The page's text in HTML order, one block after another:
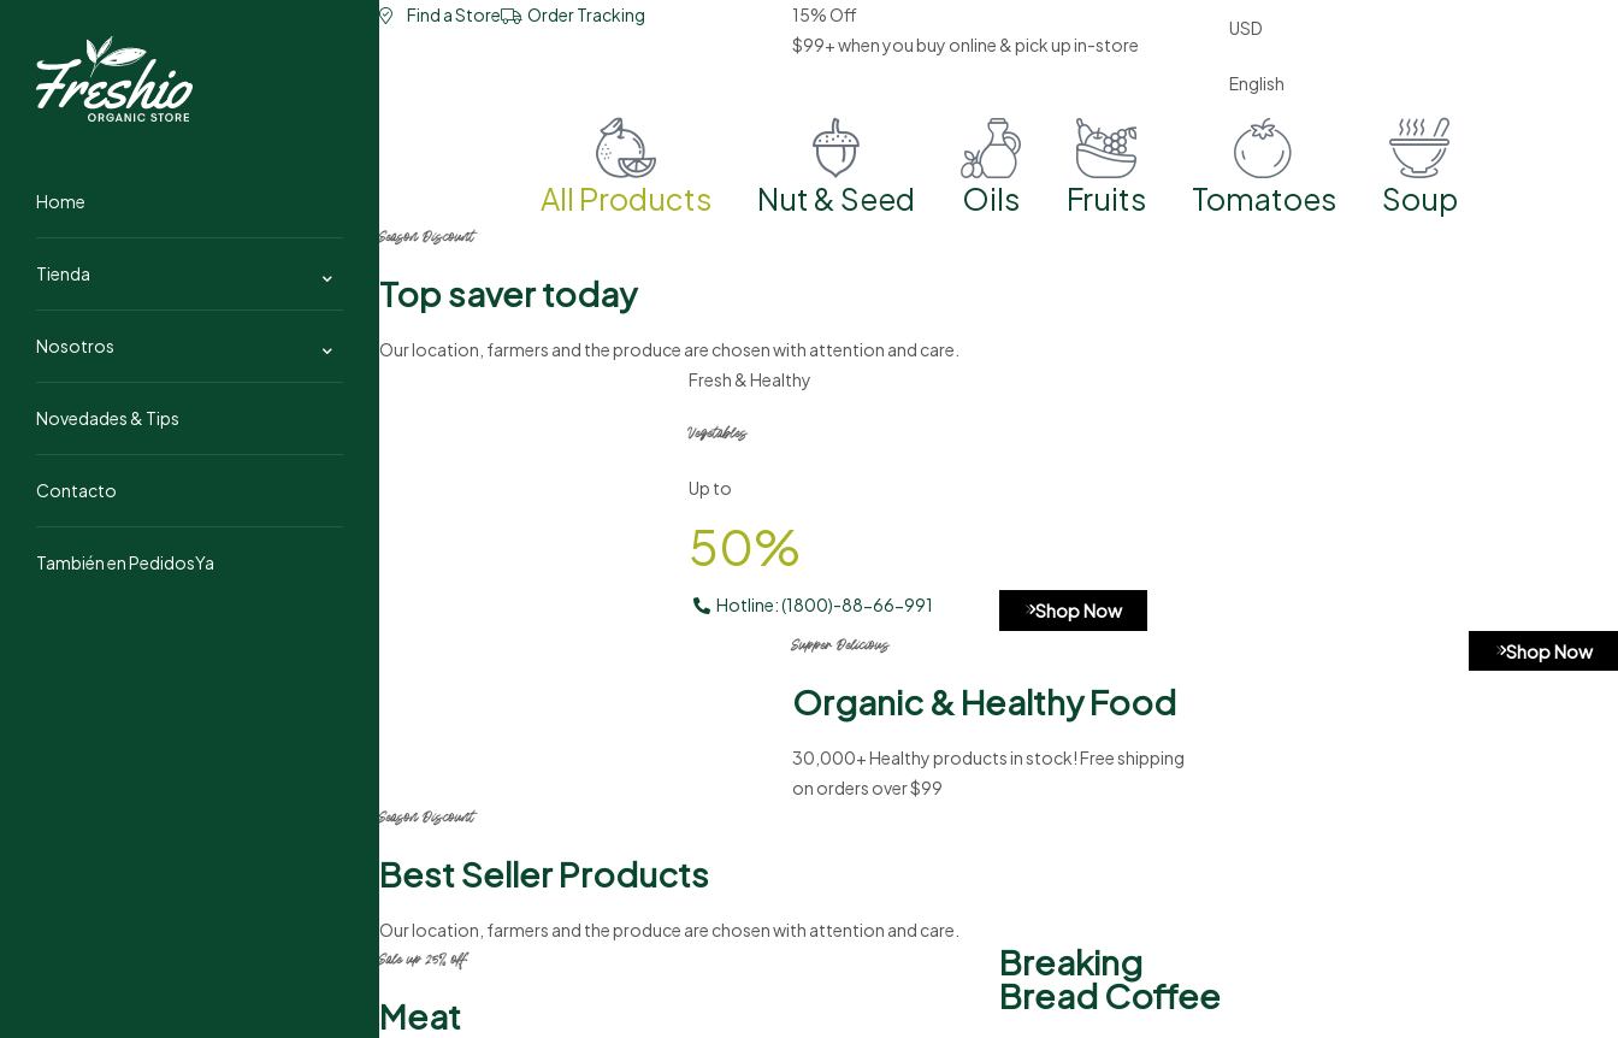
Home
Tienda
Nosotros
Novedades & Tips
Contacto
También en PedidosYa
Find a Store Order Tracking
15% Off
$99+ when you buy online & pick up in-store
USD
English
All Products Nut & Seed Oils Fruits Tomatoes Soup
Season Discount
Top saver today
Our location, farmers and the produce are chosen with attention and care.
Fresh & Healthy
Vegetables
Up to
50%
Hotline:(1800)-88-66-991 Shop Now
Supper Delicious
Organic & Healthy Food
30,000+ Healthy products in stock! Free shipping
on orders over $99
Shop Now
Season Discount
Best Seller Products
Our location, farmers and the produce are chosen with attention and care.
Sale up 25% off
Meat
Breaking
Bread Coffee